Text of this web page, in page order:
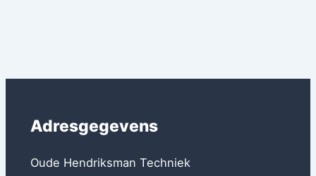
Adresgegevens
Oude Hendriksman Techniek